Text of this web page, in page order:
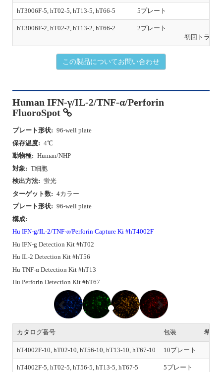
hT3006F-5, hT02-5, hT13-5, hT66-5 5プレート
hT3006F-2, hT02-2, hT13-2, hT66-2 2プレート
初回トライ
この製品についてお問い合わせ
Human IFN-γ/IL-2/TNF-α/Perforin
FluoroSpot
プレート形状: 96-well plate
保存温度: 4℃
動物種: Human/NHP
対象: T細胞
検出方法: 蛍光
ターゲット数: 4カラー
プレート形状: 96-well plate
構成:
Hu IFN-g/IL-2/TNF-α/Perforin Capture Ki #hT4002F
Hu IFN-g Detection Kit #hT02
Hu IL-2 Detection Kit #hT56
Hu TNF-α Detection Kit #hT13
Hu Perforin Detection Kit #hT67
P
r
e
v
o
u
s
N
e
x
t
カタログ番号 包装 希望
hT4002F-10, hT02-10, hT56-10, hT13-10, hT67-10 10プレート
hT4002F-5, hT02-5, hT56-5, hT13-5, hT67-5 5プレート